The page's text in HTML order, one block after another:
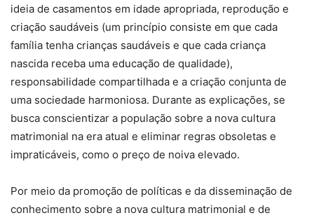
ideia de casamentos em idade apropriada, reprodução e
criação saudáveis (um princípio consiste em que cada
família tenha crianças saudáveis e que cada criança
nascida receba uma educação de qualidade),
responsabilidade compartilhada e a criação conjunta de
uma sociedade harmoniosa. Durante as explicações, se
busca conscientizar a população sobre a nova cultura
matrimonial na era atual e eliminar regras obsoletas e
impraticáveis, como o preço de noiva elevado.
Por meio da promoção de políticas e da disseminação de
conhecimento sobre a nova cultura matrimonial e de